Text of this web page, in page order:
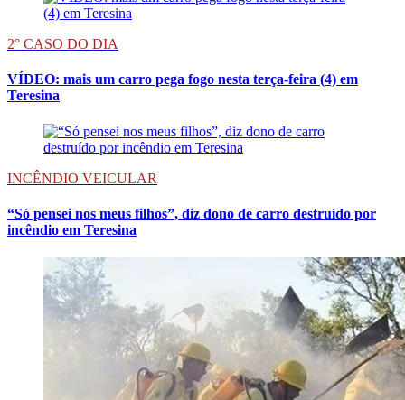
2° CASO DO DIA
VÍDEO: mais um carro pega fogo nesta terça-feira (4) em
Teresina
INCÊNDIO VEICULAR
“Só pensei nos meus filhos”, diz dono de carro destruído por
incêndio em Teresina